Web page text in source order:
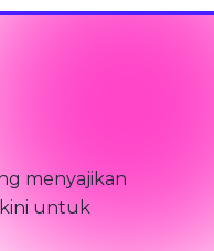
menyajikan
untuk